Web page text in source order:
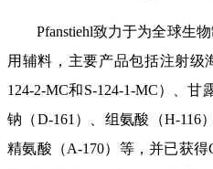
Pfanstiehl致力于为全球生
用辅料，主要产品包括注射级
124-2-MC和S-124-1-MC）、甘
钠（D-161 ）、组氨酸（H-116
精氨酸（A-170）等，并已获得